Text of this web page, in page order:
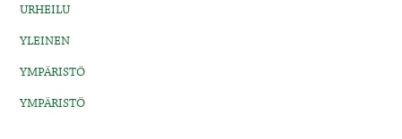
URHEILU
YLEINEN
YMPÄRISTÖ
YMPÄRISTÖ